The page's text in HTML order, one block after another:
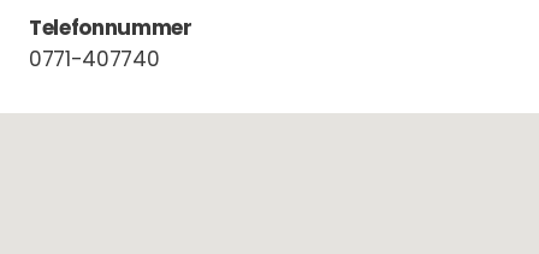
Telefonnummer
0771-407740